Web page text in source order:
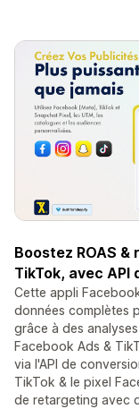
Boostez ROAS
TikTok, avec API
Cette appli
données complètes
grâce à des
Facebook Ads &
via l'API de
TikTok & le pixel
de retargeting avec